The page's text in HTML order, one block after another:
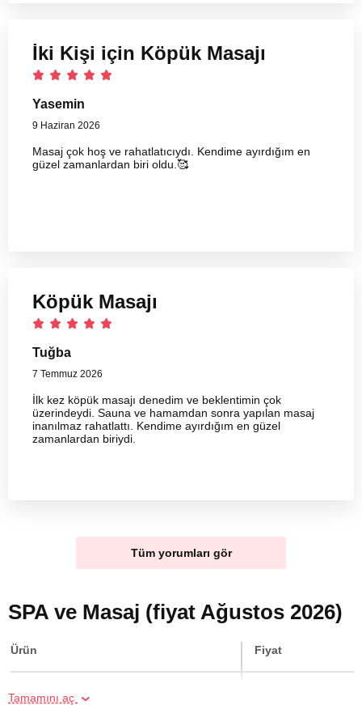
İki Kişi için Köpük Masajı
Yasemin
9 Haziran 2026
Masaj çok hoş ve rahatlatıcıydı. Kendime ayırdığım en
güzel zamanlardan biri oldu.🥰
Köpük Masajı
Tuğba
7 Temmuz 2026
İlk kez köpük masajı denedim ve beklentimin çok
üzerindeydi. Sauna ve hamamdan sonra yapılan masaj
inanılmaz rahatlattı. Kendime ayırdığım en güzel
zamanlardan biriydi.
Tüm yorumları gör
SPA ve Masaj (fiyat Ağustos 2026)
Ürün Fiyat
İki Kişi için Köpük Masajı
Tamamını aç